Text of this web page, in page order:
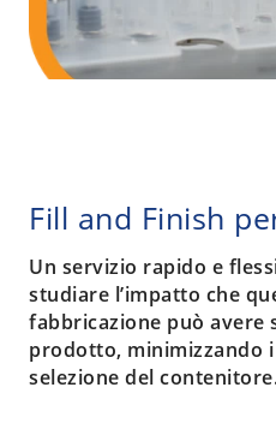
Fill and Finish
Un servizio rapido e
studiare l’impatto che
fabbricazione può avere
prodotto, minimizzando
selezione del